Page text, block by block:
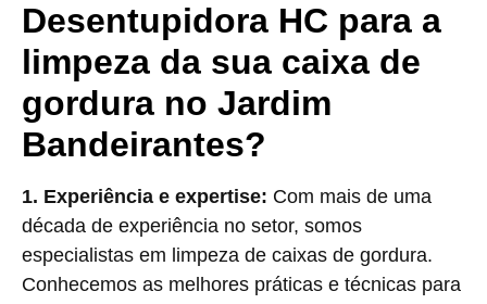
Desentupidora HC para a
limpeza da sua caixa de
gordura no Jardim
Bandeirantes?
1. Experiência e expertise: Com mais de uma
década de experiência no setor, somos
especialistas em limpeza de caixas de gordura.
Conhecemos as melhores práticas e técnicas para